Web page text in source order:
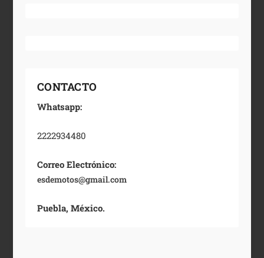
CONTACTO
Whatsapp:
2222934480
Correo Electrónico:
esdemotos@gmail.com
Puebla, México.